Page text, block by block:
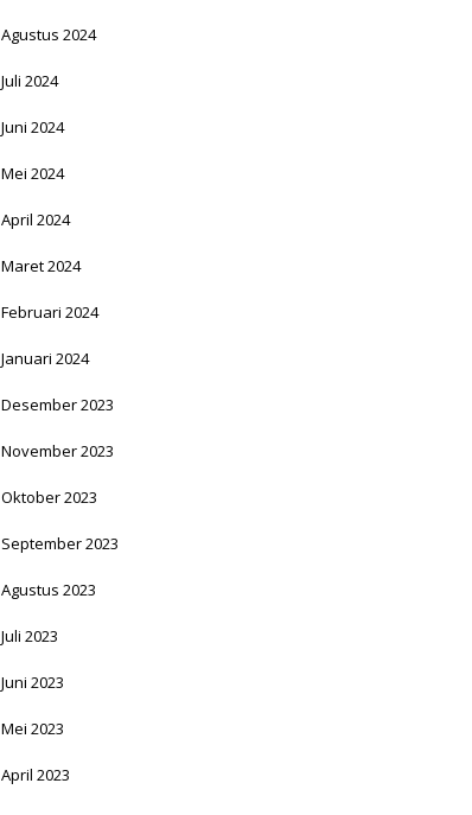
Agustus 2024
Juli 2024
Juni 2024
Mei 2024
April 2024
Maret 2024
Februari 2024
Januari 2024
Desember 2023
November 2023
Oktober 2023
September 2023
Agustus 2023
Juli 2023
Juni 2023
Mei 2023
April 2023